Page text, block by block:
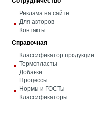
Реклама на сайте
Для авторов
Контакты
Справочная
Классификатор продукции
Термопласты
Добавки
Процессы
Нормы и ГОСТы
Классификаторы